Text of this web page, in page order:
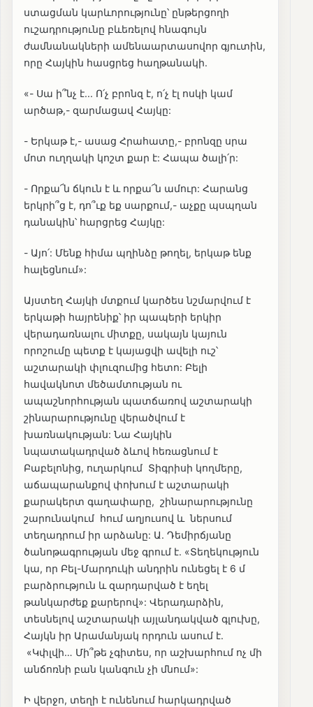
ստացման կարևորությունը՝ ընթերցողի
ուշադրությունը բևեռելով հնագույն
ժամնանակների ամենաարտասովոր գյուտին,
որը Հայկին հասցրեց հաղթանակի.
«- Սա ի՞նչ է... Ո՛չ բրոնզ է, ո՛չ էլ ոսկի կամ
արծաթ,- զարմացավ Հայկը:
- Երկաթ է,- ասաց Հրահատը,- բրոնզը սրա
մոտ ուղղակի կոշտ քար է: Հապա ծալի՛ր:
- Որքա՜ն ճկուն է և որքա՜ն ամուր: Հարանց
երկրի՞ց է, դո՞ւք եք սարքում,- աչքը պսպղան
դանակին՝ հարցրեց Հայկը:
- Այո՛: Մենք հիմա պղինձը թողել, երկաթ ենք
հալեցնում»:
Այստեղ Հայկի մտքում կարծես նշմարվում է
երկաթի հայրենիք՝ իր պապերի երկիր
վերադառնալու միտքը, սակայն կայուն
որոշումը պետք է կայացվի ավելի ուշ՝
աշտարակի փլուզումից հետո: Բելի
հավակնոտ մեծամտության ու
ապաշնորհության պատճառով աշտարակի
շինարարությունը վերածվում է
խառնակության: Նա Հայկին
նպատակադրված ձևով հեռացնում է
Բաբելոնից, ուղարկում Տիգրիսի կողմերը,
աճապարանքով փոխում է աշտարակի
քարակերտ գաղափարը, շինարարությունը
շարունակում հում աղյուսով և ներսում
տեղադրում իր արձանը: Ա. Դեմիրճյանը
ծանոթագրության մեջ գրում է. «Տեղեկություն
կա, որ Բել-Մարդուկի անդրին ունեցել է 6 մ
բարձրություն և զարդարված է եղել
թանկարժեք քարերով»: Վերադարձին,
տեսնելով աշտարակի այլանդակված գլուխը,
Հայկն իր Արամանյակ որդուն ասում է.
«Կփլվի… Մի՞թե չգիտես, որ աշխարհում ոչ մի
անճոռնի բան կանգուն չի մնում»:
Ի վերջո, տեղի է ունենում հարկադրված